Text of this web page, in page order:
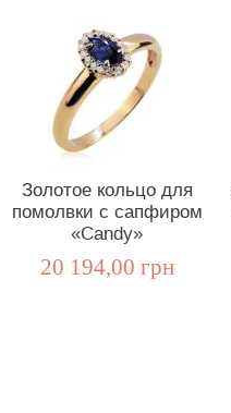
Золотое кольцо для
помолвки с сапфиром
«Candy»
20 194,00 грн